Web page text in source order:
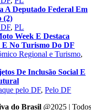
A Deputado Federal Em
(2)
,PL
Week E Destaca
No Turismo Do DF
Regional e Turismo,
De Inclusão Social E
pelo DF,Pelo DF
do Brasil @2025 | Todos